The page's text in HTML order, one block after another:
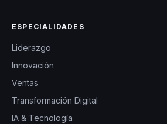
ESPECIALIDADES
Liderazgo
Innovación
Ventas
Transformación Digital
IA & Tecnología